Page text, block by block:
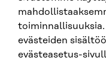
evästeiden
evästeasetus-
LinkedIn
Instagram
YouTube